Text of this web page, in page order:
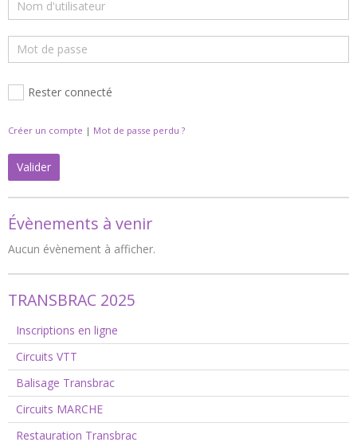
Rester connecté
Créer un compte | Mot de passe perdu ?
Valider
Évènements à venir
Aucun évènement à afficher.
TRANSBRAC 2025
Inscriptions en ligne
Circuits VTT
Balisage Transbrac
Circuits MARCHE
Restauration Transbrac